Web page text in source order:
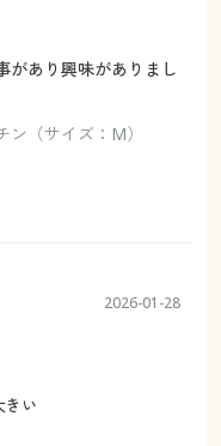
があり興味がありまし
（サイズ：M）
2026-01-28
きい